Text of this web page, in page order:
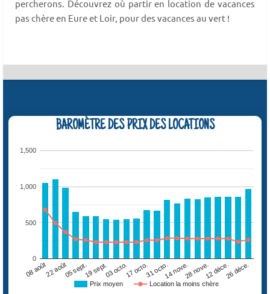
percherons. Découvrez où partir en location de vacances
pas chère en Eure et Loir, pour des vacances au vert !
BAROMÈTRE DES PRIX DES LOCATIONS
Prix moyen Location la moins chère
08 août22 août05 sept.19 sept.03 octo.17 octo.31 octo.14 nove.28 nove.12 déce.26 déce.
0
500
1,000
1,500